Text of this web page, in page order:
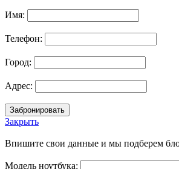
Имя:
Телефон:
Город:
Адрес:
Закрыть
Впишите свои данные и мы подберем
Модель ноутбука: